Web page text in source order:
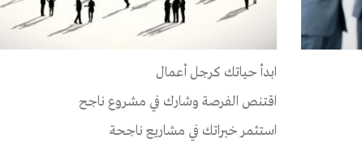
ابدأ حياتك كرجل أعمال
اقتنص الفرصة وشارك في مشروع ناجح
استثمر خبراتك في مشاريع ناجحة
تفرغ زين